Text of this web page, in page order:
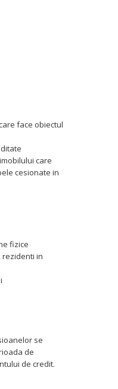
face obiectul
care
cesionate in
fizice
rezidenti in
se
de
de credit.